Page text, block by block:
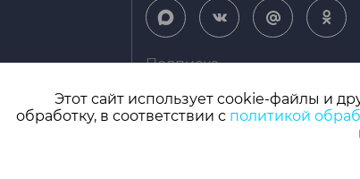
Подписка
СМИ: Izvestno.ru. Реестровая запись
Этот сайт использует cookie-файлы и
обработку, в соответствии с политикой